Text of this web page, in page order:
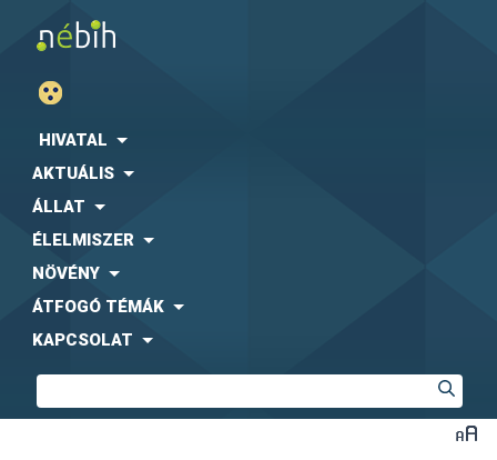
HIVATAL
AKTUÁLIS
ÁLLAT
ÉLELMISZER
NÖVÉNY
ÁTFOGÓ TÉMÁK
KAPCSOLAT